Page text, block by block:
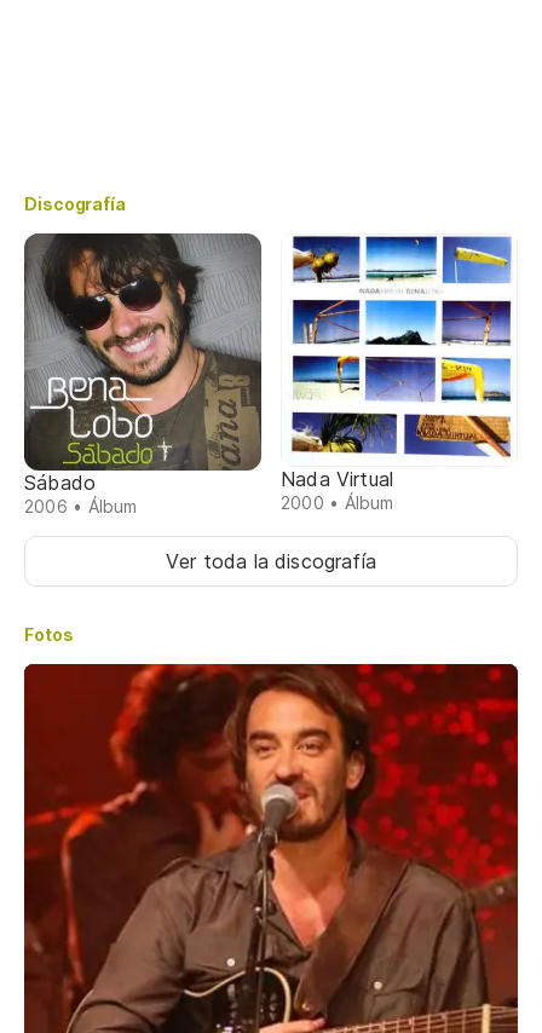
Discografía
Sábado
2006 • Álbum
Nada Virtual
2000 • Álbum
Ver toda la discografía
Fotos